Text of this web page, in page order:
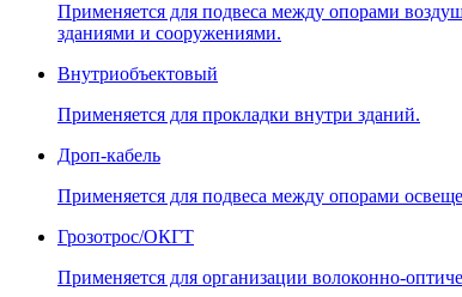
Применяется для подвеса между опорами
зданиями и сооружениями.
Внутриобъектовый
Применяется для прокладки внутри зданий.
Дроп-кабель
Применяется для подвеса между опорами
Грозотрос/ОКГТ
Применяется для организации волоконно-